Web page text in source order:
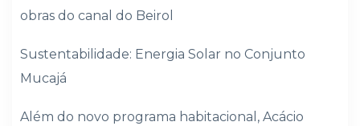
obras do canal do Beirol
Sustentabilidade: Energia Solar no Conjunto
Mucajá
Além do novo programa habitacional, Acácio